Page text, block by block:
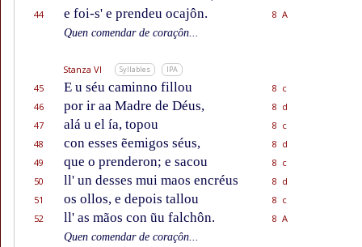
44
e foi-s' e prendeu ocajôn.
8 A
Quen comendar de coraçôn...
Stanza VI Syllables IPA
45 E u séu caminno fillou
8 c
46
por ir aa Madre de Déus,
8 d
47
alá u el ía, topou
8 c
48
con esses ẽemigos séus,
8 d
49
que o prenderon; e sacou
8 c
50
ll' un desses mui maos encréus
8 d
51
os ollos, e depois tallou
8 c
52
ll' as mãos con ũu falchôn.
8 A
Quen comendar de coraçôn...